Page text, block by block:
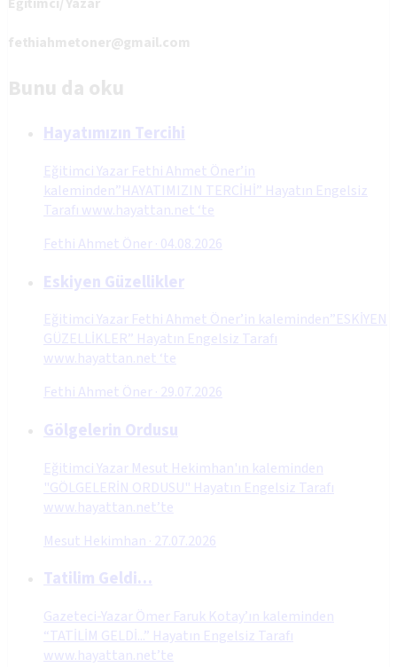
fethiahmetoner@gmail.com
Bunu da oku
Hayatımızın Tercihi
Eğitimci Yazar Fethi Ahmet Öner’in
kaleminden”HAYATIMIZIN TERCİHİ” Hayatın Engelsiz
Tarafı www.hayattan.net ‘te
Fethi Ahmet Öner· 04.08.2026
Eskiyen Güzellikler
Eğitimci Yazar Fethi Ahmet Öner’in kaleminden”ESKİYEN
GÜZELLİKLER” Hayatın Engelsiz Tarafı
www.hayattan.net ‘te
Fethi Ahmet Öner· 29.07.2026
Gölgelerin Ordusu
Eğitimci Yazar Mesut Hekimhan'ın kaleminden
"GÖLGELERİN ORDUSU" Hayatın Engelsiz Tarafı
www.hayattan.net’te
Mesut Hekimhan · 27.07.2026
Tatilim Geldi…
Gazeteci-Yazar Ömer Faruk Kotay’ın kaleminden
“TATİLİM GELDİ...” Hayatın Engelsiz Tarafı
www.hayattan.net’te